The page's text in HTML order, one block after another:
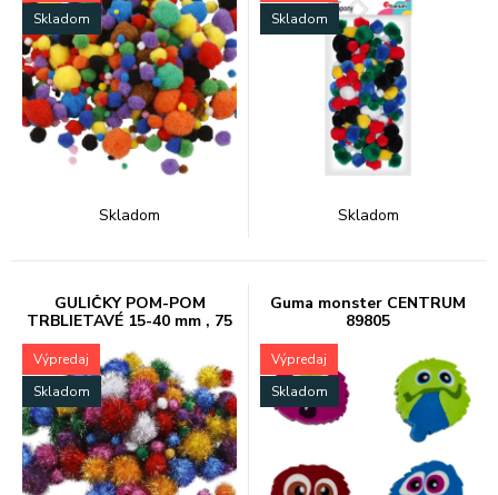
Skladom
Skladom
Skladom
Skladom
GULIČKY POM-POM
TRBLIETAVÉ 15-40 mm , 75
KS FAR. M
Výpredaj
Skladom
Guma monster CENTRUM
89805
Výpredaj
Skladom